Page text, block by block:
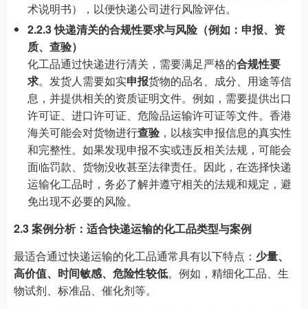
术说明书），以便快递公司进行风险评估。
2.2.3 快递清关的合规性要求与风险（例如：申报、资
质、查验）
化工品通过快递进行清关，需要满足严格的合规性要
求。发货人需要如实申报货物的品名、成分、用途等信
息，并提供相关的资质证明文件。例如，需要提供出口
许可证、进口许可证、危险品运输许可证等文件。香港
海关可能会对货物进行查验 ，以核实申报信息的真实性
和完整性。如果发现申报不实或违反相关法规，可能会
面临罚款、货物没收甚至法律责任。因此，在选择快递
运输化工品时，务必了解并遵守相关的法规和规定，避
免出现不必要的风险。
2.3 案例分析：适合快递运输的化工品类型与案例
最适合通过快递运输的化工品通常具有以下特点： 少量、
高价值、时间敏感、危险性较低。例如，精细化工品、生
物试剂、标准品、催化剂等。